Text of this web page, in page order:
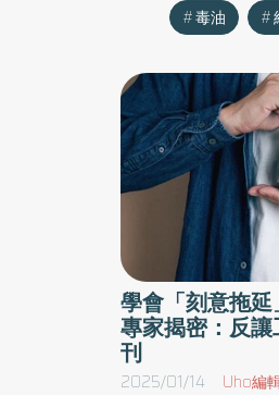
毒油
學會「刻意拖
專家揭密：反
刊
2025/01/14 Uho編